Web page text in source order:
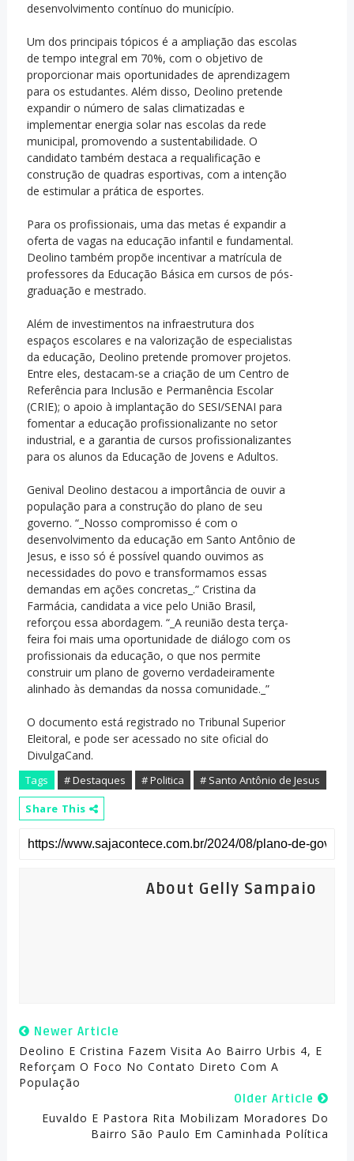
desenvolvimento contínuo do município.
Um dos principais tópicos é a ampliação das escolas
de tempo integral em 70%, com o objetivo de
proporcionar mais oportunidades de aprendizagem
para os estudantes. Além disso, Deolino pretende
expandir o número de salas climatizadas e
implementar energia solar nas escolas da rede
municipal, promovendo a sustentabilidade. O
candidato também destaca a requalificação e
construção de quadras esportivas, com a intenção
de estimular a prática de esportes.
Para os profissionais, uma das metas é expandir a
oferta de vagas na educação infantil e fundamental.
Deolino também propõe incentivar a matrícula de
professores da Educação Básica em cursos de pós-
graduação e mestrado.
Além de investimentos na infraestrutura dos
espaços escolares e na valorização de especialistas
da educação, Deolino pretende promover projetos.
Entre eles, destacam-se a criação de um Centro de
Referência para Inclusão e Permanência Escolar
(CRIE); o apoio à implantação do SESI/SENAI para
fomentar a educação profissionalizante no setor
industrial, e a garantia de cursos profissionalizantes
para os alunos da Educação de Jovens e Adultos.
Genival Deolino destacou a importância de ouvir a
população para a construção do plano de seu
governo. “_Nosso compromisso é com o
desenvolvimento da educação em Santo Antônio de
Jesus, e isso só é possível quando ouvimos as
necessidades do povo e transformamos essas
demandas em ações concretas_.” Cristina da
Farmácia, candidata a vice pelo União Brasil,
reforçou essa abordagem. “_A reunião desta terça-
feira foi mais uma oportunidade de diálogo com os
profissionais da educação, o que nos permite
construir um plano de governo verdadeiramente
alinhado às demandas da nossa comunidade._”
O documento está registrado no Tribunal Superior
Eleitoral, e pode ser acessado no site oficial do
DivulgaCand.
Tags # Destaques # Politica
# Santo Antônio de Jesus
Share This
About Gelly Sampaio
Newer Article
Deolino E Cristina Fazem Visita Ao Bairro Urbis 4, E
Reforçam O Foco No Contato Direto Com A
População
Older Article
Euvaldo E Pastora Rita Mobilizam Moradores Do
Bairro São Paulo Em Caminhada Política